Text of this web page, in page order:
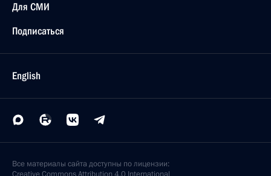
и благотворительной деятельности
15 августа 2018 года, 09:00
10 августа 2018 года, пятница
Вручение государственных наград тренерам
и специалистам, готовившим спортсменов
Москва, Кремль